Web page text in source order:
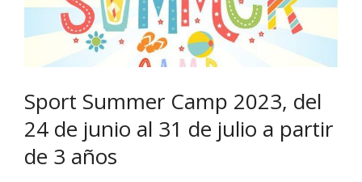
Sport Summer Camp 2023, del
24 de junio al 31 de julio a partir
de 3 años